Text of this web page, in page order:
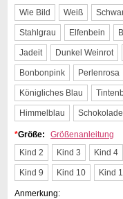
Wie Bild
Weiß
Stahlgrau Elfenbein
Jadeit Dunkel Weinrot
Bonbonpink Perlenrosa
Königliches Blau
Himmelblau Schokolade
*Größe:
Größenanleitung
Kind 2
Kind 3 Kind 4
Kind 9 Kind 10 Kind
Anmerkung: